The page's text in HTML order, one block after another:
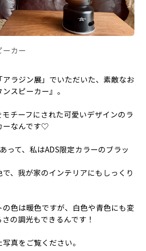
ーカー
ラジン展」でいただいた、素敵なお
スピーカー』。
チーフにされた可愛いデザインのラ
ーなんです♡
って、私はADS限定カラーのブラッ
、我が家のインテリアにもしっくり
の色は暖色ですが、白色や青色にも変
の調光もできるんです！
真をご覧ください。